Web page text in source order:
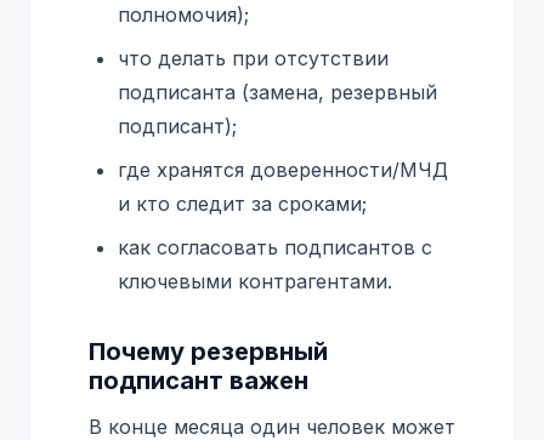
полномочия);
что делать при отсутствии
подписанта (замена, резервный
подписант);
где хранятся доверенности/МЧД
и кто следит за сроками;
как согласовать подписантов с
ключевыми контрагентами.
Почему резервный
подписант важен
В конце месяца один человек может